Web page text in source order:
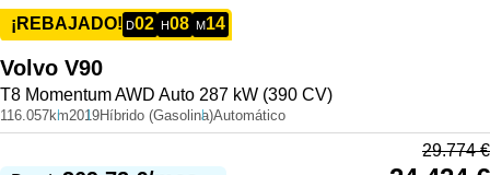
¡REBAJADO! D02 H08 M14
Volvo V90
T8 Momentum AWD Auto 287 kW (390 CV)
116.057km2019Híbrido (Gasolina)Automático
29.774€